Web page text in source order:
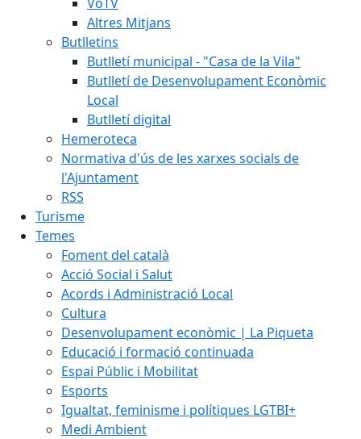
Altres Mitjans
Butlletins
Butlletí municipal - "Casa de la Vila"
Butlletí de Desenvolupament Econòmic
Local
Butlletí digital
Hemeroteca
Normativa d'ús de les xarxes socials de
l'Ajuntament
RSS
Turisme
Temes
Foment del català
Acció Social i Salut
Acords i Administració Local
Cultura
Desenvolupament econòmic | La Piqueta
Educació i formació continuada
Espai Públic i Mobilitat
Esports
Igualtat, feminisme i polítiques LGTBI+
Medi Ambient